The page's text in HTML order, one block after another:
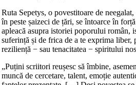
Ruta Sepetys, o povestitoare de
în peste șaizeci de țări, se întoarce în
apleacă asupra istoriei poporului român,
suferință și de frica de a te exprima liber,
reziliență − sau tenacitatea − spiritului
„Puțini scriitori reușesc să îmbine,
muncă de cercetare, talent, emoție